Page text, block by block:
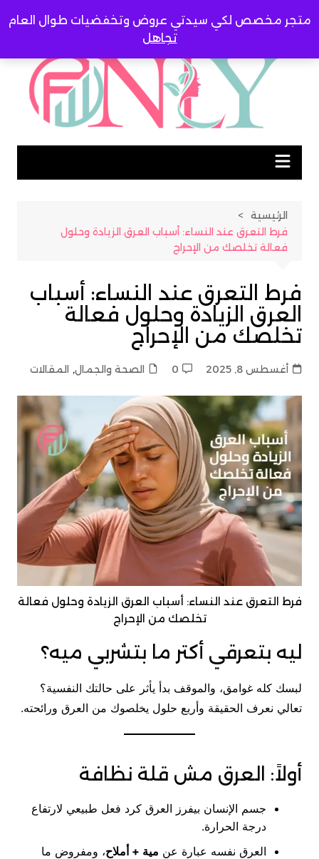
متجر مخصص لكي سيدتي عروض وتخفضيات طوال العام
تجاهل
إلى
الرئيسية
فرط التعرق عند النساء: أسباب العرق الزيادة وحلول
فعالة تخلصك من الإحراج
فرط التعرق عند النساء: أسباب
العرق الزيادة وحلول فعالة
تخلصك من الإحراج
أغسطس 8, 2025 0 الصحة والجمال, المقالات
فرط التعرق عند النساء: أسباب العرق الزيادة وحلول فعالة
تخلصك من الإحراج
ليه بتعرقي أكتر ما بتشربي ميه؟
لبسك كله غوامق، والموقف بدأ يأثر على حالتك النفسية؟
تعالي نعرف الحقيقة وأربع حلول يخلصوك من العرق ورائحته.
أولاً: العرق مش قلة نظافة
جسم الإنسان بيفرز العرق كرد فعل طبيعي لارتفاع
درجة الحرارة.
العرق نفسه عبارة عن مية + أملاح، ومفروض ما